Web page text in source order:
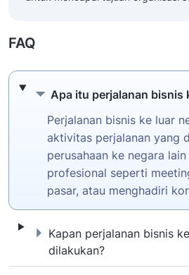
FAQ
Apa itu perjalanan bisnis
Apa itu perjalanan bisnis
Perjalanan bisnis ke luar
aktivitas perjalanan yang
perusahaan ke negara
profesional seperti
pasar, atau menghadiri
Kapan perjalanan bisnis
dilakukan?
Kapan perjalanan bisnis